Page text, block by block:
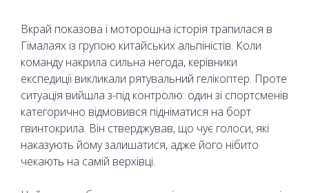
Вкрай показова і моторошна історія трапилася в
Гімалаях із групою китайських альпіністів. Коли
команду накрила сильна негода, керівники
експедиції викликали рятувальний гелікоптер. Проте
ситуація вийшла з-під контролю: один зі спортсменів
категорично відмовився підніматися на борт
гвинтокрила. Він стверджував, що чує голоси, які
наказують йому залишатися, адже його нібито
чекають на самій верхівці.